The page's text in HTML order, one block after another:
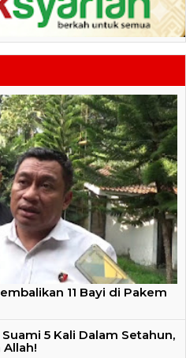
11 Bayi di Pakem
5 Kali Dalam Setahun,
Allah!